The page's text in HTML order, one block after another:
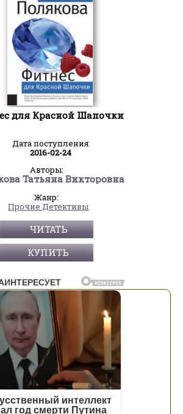
для Красной Шапочки
Дата поступления
2016-02-24
Авторы:
Татьяна Викторовна
Жанр:
Прочие Детективы
ЧИТАТЬ
КУПИТЬ